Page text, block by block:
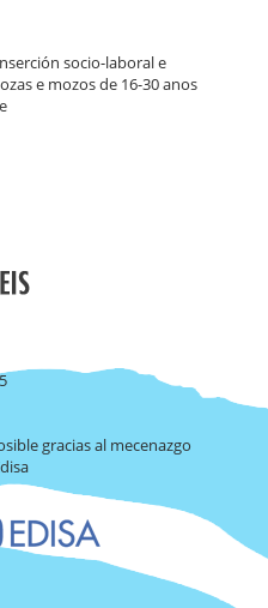
socio-laboral e
e mozos de 16-30 anos
gracias al mecenazgo